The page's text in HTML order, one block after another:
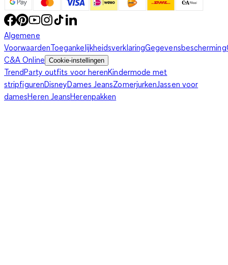
Algemene
VoorwaardenToegankelijkheidsverklaringGegevensbescherming
C&A Online Cookie-instellingen
TrendParty outfits voor herenKindermode met
stripfigurenDisneyDames JeansZomerjurkenJassen voor
damesHeren JeansHerenpakken